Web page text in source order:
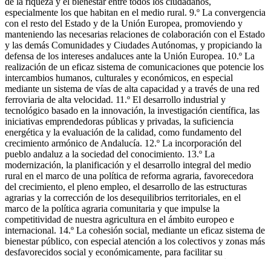
especialmente los que habitan en el medio rural. 9.º La convergencia
con el resto del Estado y de la Unión Europea, promoviendo y
manteniendo las necesarias relaciones de colaboración con el Estado
y las demás Comunidades y Ciudades Autónomas, y propiciando la
defensa de los intereses andaluces ante la Unión Europea. 10.º La
realización de un eficaz sistema de comunicaciones que potencie los
intercambios humanos, culturales y económicos, en especial
mediante un sistema de vías de alta capacidad y a través de una red
ferroviaria de alta velocidad. 11.º El desarrollo industrial y
tecnológico basado en la innovación, la investigación científica, las
iniciativas emprendedoras públicas y privadas, la suficiencia
energética y la evaluación de la calidad, como fundamento del
crecimiento armónico de Andalucía. 12.º La incorporación del
pueblo andaluz a la sociedad del conocimiento. 13.º La
modernización, la planificación y el desarrollo integral del medio
rural en el marco de una política de reforma agraria, favorecedora
del crecimiento, el pleno empleo, el desarrollo de las estructuras
agrarias y la corrección de los desequilibrios territoriales, en el
marco de la política agraria comunitaria y que impulse la
competitividad de nuestra agricultura en el ámbito europeo e
internacional. 14.º La cohesión social, mediante un eficaz sistema de
bienestar público, con especial atención a los colectivos y zonas más
desfavorecidos social y económicamente, para facilitar su